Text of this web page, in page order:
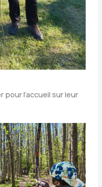
pour l’accueil sur leur